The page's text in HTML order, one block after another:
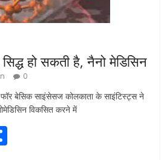
हो सकती है, नैनो मेडिसिन
0
बेसिक साइंसेसज कोलकाता के साइंटिस्ट्स ने
विकसित करने में